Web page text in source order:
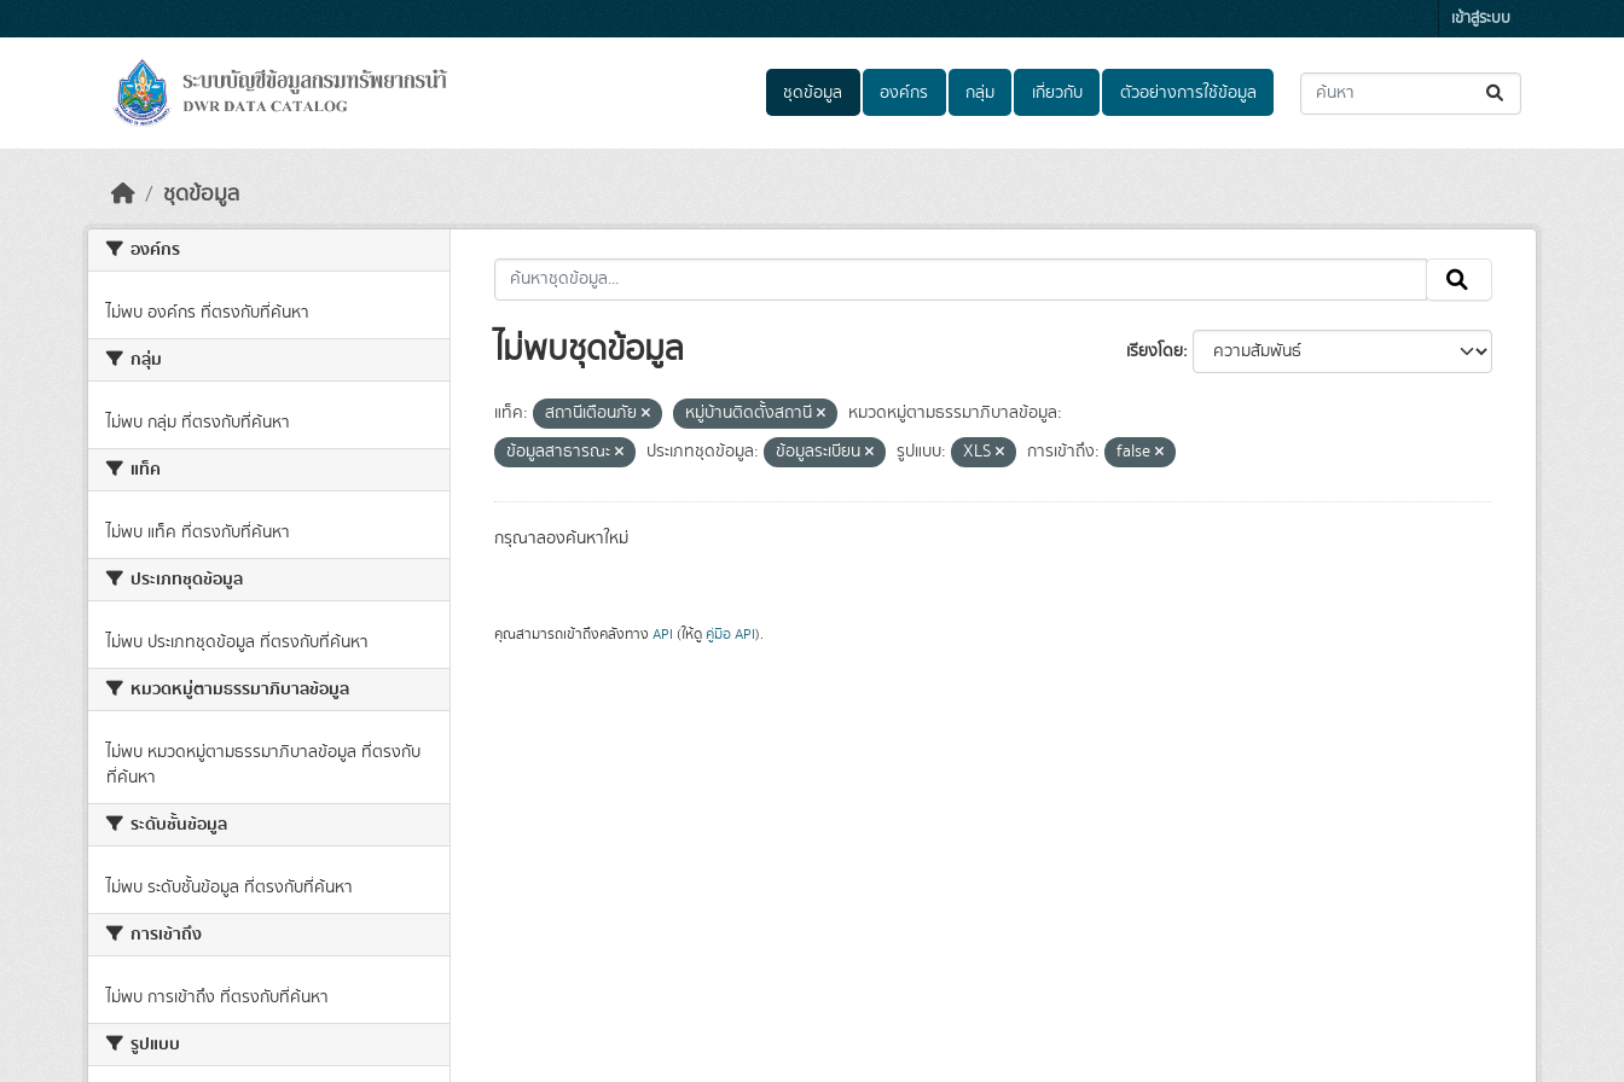
เข้าสู่ระบบ
ชุดข้อมูล องค์กร กลุ่ม เกี่ยวกับ ตัวอย่างการใช้ข้อมูล
ชุดข้อมูล
องค์กร
ไม่พบ องค์กร ที่ตรงกับที่ค้นหา
กลุ่ม
ไม่พบ กลุ่ม ที่ตรงกับที่ค้นหา
แท็ค
ไม่พบ แท็ค ที่ตรงกับที่ค้นหา
ประเภทชุดข้อมูล
ไม่พบ ประเภทชุดข้อมูล ที่ตรงกับที่ค้นหา
หมวดหมู่ตามธรรมาภิบาลข้อมูล
ไม่พบ หมวดหมู่ตามธรรมาภิบาลข้อมูล ที่ตรงกับ
ที่ค้นหา
ระดับชั้นข้อมูล
ไม่พบ ระดับชั้นข้อมูล ที่ตรงกับที่ค้นหา
การเข้าถึง
ไม่พบ การเข้าถึง ที่ตรงกับที่ค้นหา
รูปแบบ
เรียงโดย
ไม่พบชุดข้อมูล
แท็ค: สถานีเตือนภัย หมู่บ้านติดตั้งสถานี
หมวดหมู่ตามธรรมาภิบาลข้อมูล:
ข้อมูลสาธารณะ
ประเภทชุดข้อมูล: ข้อมูลระเบียน รูปแบบ: XLS การเข้าถึง: false
กรุณาลองค้นหาใหม่
คุณสามารถเข้าถึงคลังทาง API (ให้ดู คู่มือ API).